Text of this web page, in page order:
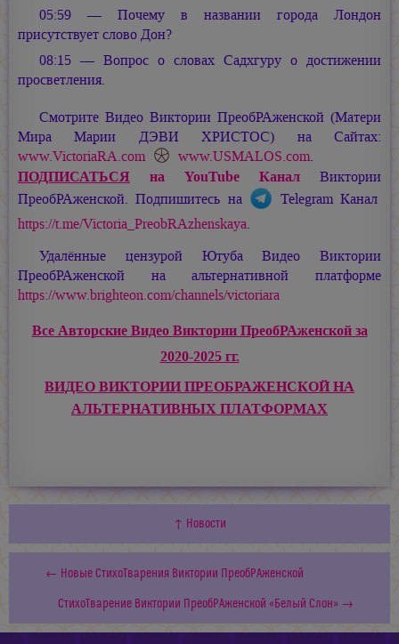
05:59 — Почему в названии города Лондон
присутствует слово Дон?
08:15 — Вопрос о словах Садхгуру о достижении
просветления.
Смотрите Видео Виктории ПреобРАженской (Матери
МираМарии ДЭВИ ХРИСТОС) на Сайтах:
www.VictoriaRA.com
www.USMALOS.com.
ПОДПИСАТЬСЯ на YouTube Канал Виктории
ПреобРАженской. Подпишитесь на
Telegram Канал
https://t.me/Victoria_PreobRAzhenskaya.
Удалённые цензурой Ютуба Видео Виктории
ПреобРАженской на альтернативной платформе
https://www.brighteon.com/channels/victoriara
Все Авторские Видео Виктории ПреобРАженской за
2020-2025 гг.
ВИДЕО ВИКТОРИИ ПРЕОБРАЖЕНСКОЙ НА
АЛЬТЕРНАТИВНЫХ ПЛАТФОРМАХ
↑ Новости
← Новые СтихоТварения Виктории ПреобРАженской
СтихоТварение Виктории ПреобРАженской «Белый Слон» →